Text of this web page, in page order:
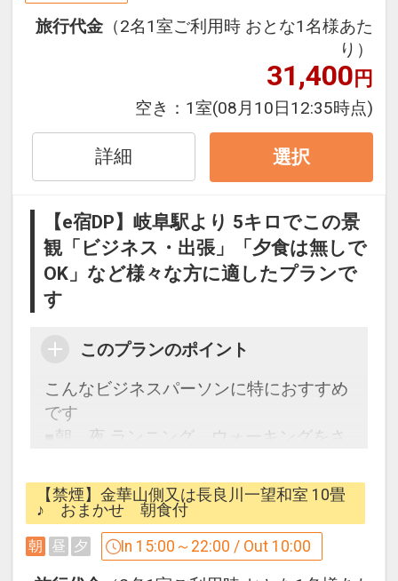
連泊の場合、
※割引適用後のご旅行代金は、カレンダ
ーからお進みいただいた後表示される
「空室照会結果確認画面」でご確認くだ
※宿泊期間中すべての日において人数・
氏名・客室タイプ・食事条件・プラン同
一であることが割引適用の条件となりま
す。
うれしいおもてなし
※３日前までにアレルギー内容を施設に
直接ご連絡ください。
●おとなの女性のお客様は天然石の岩盤
浴ご利用ＯK！（通常1回60分１，５００
円）
※ご希望の場合は、ご予約後、岩盤浴希
旅行代金 （2名1室ご利用時 おとな1名様あた
り）
31,400円
空き： 1室(08月10日12:35時点)
詳細 選択
【e宿DP】岐阜駅より 5キロでこの景
観「ビジネス・出張」「夕食は無しで
OK」など様々な方に適したプランで
す
このプランのポイント
こんなビジネスパーソンに特におすすめ
です
■朝、夜 ランニング、ウォーキングをさ
■歴史好きな方
■温泉、露天風呂でリラックスされたい
方
■朝食をしっかりお召し上がりになりた
【禁煙】金華山側又は長良川一望和室 10畳
♪ おまかせ 朝食付
朝 昼 夕 In 15:00～22:00 / Out 10:00